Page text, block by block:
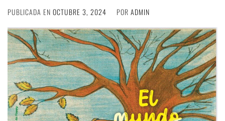
PUBLICADA EN OCTUBRE 3, 2024 POR ADMIN